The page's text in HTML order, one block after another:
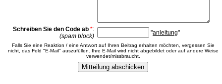
Schreiben Sie den Code ab *:
(spam block)
"anleitung"
Falls Sie eine Reaktion / eine Antwort auf Ihren Beitrag erhalten möchten, vergessen Sie
nicht, das Feld "E-Mail" auszufüllen. Ihre E-Mail wird nicht abgebildet oder auf andere Weise
verwendet/missbraucht.